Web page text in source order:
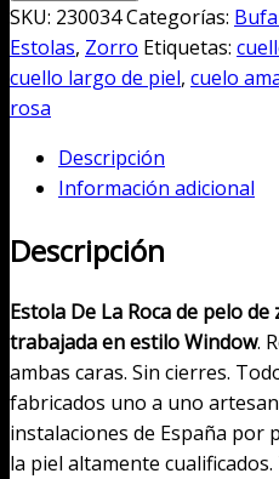
de
pelo
de
zorro
color
rosa
SKU: 230034Categorías:
Estolas, Zorro Etiquetas:
cuello largo de piel, cuelo
rosa
Descripción
Información adicional
Descripción
Estola De La Roca de pelo
trabajada en estilo Window.
ambas caras. Sin cierres.
fabricados uno a uno
instalaciones de España por
la piel altamente